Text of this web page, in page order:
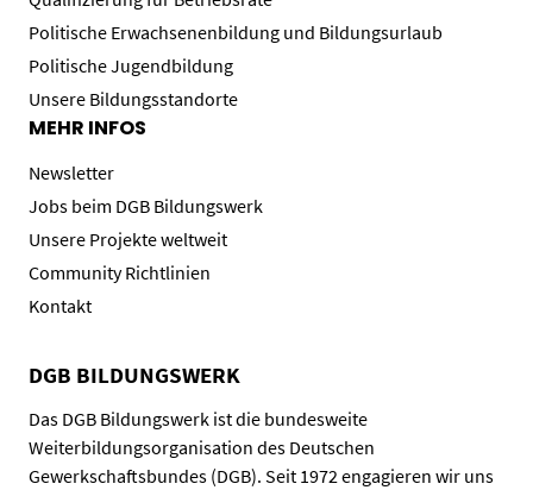
DGB BILDUNGSWERK
Das DGB Bildungswerk ist die bundesweite
Weiterbildungsorganisation des Deutschen
Gewerkschaftsbundes (DGB). Seit 1972 engagieren wir uns
Politische Erwachsenenbildung und Bildungsurlaub
Politische Jugendbildung
Unsere Bildungsstandorte
MEHR INFOS
Newsletter
Jobs beim DGB Bildungswerk
Unsere Projekte weltweit
Community Richtlinien
Kontakt